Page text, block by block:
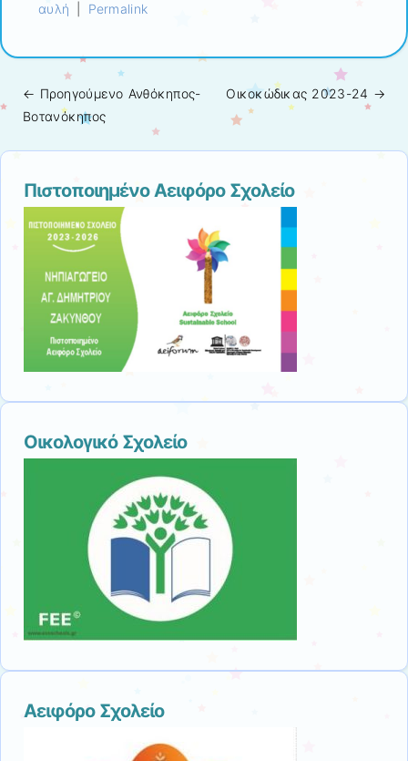
αυλή
Permalink
Πλοήγηση άρθρων
← Προηγούμενo Ανθόκηπος-
Βοτανόκηπος
Οικοκώδικας 2023-24 →
Πιστοποιημένο Αειφόρο Σχολείο
Οικολογικό Σχολείο
Αειφόρο Σχολείο